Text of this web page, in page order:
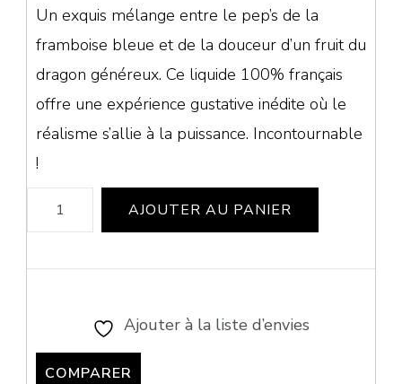
initial
était :
est
Un exquis mélange entre le pep’s de la
framboise bleue et de la douceur d’un fruit du
dragon généreux. Ce liquide 100% français
offre une expérience gustative inédite où le
réalisme s’allie à la puissance. Incontournable
!
quantité
de
PITAYA
AJOUTER AU PANIER
Ajouter à la liste d’envies
COMPARER